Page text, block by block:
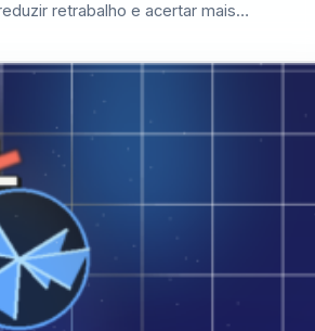
retrabalho e acertar mais…